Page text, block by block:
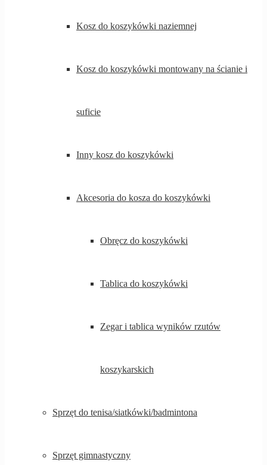
Kosz do koszykówki naziemnej
Kosz do koszykówki montowany na ścianie i
suficie
Inny kosz do koszykówki
Akcesoria do kosza do koszykówki
Obręcz do koszykówki
Tablica do koszykówki
Zegar i tablica wyników rzutów
koszykarskich
Sprzęt do tenisa/siatkówki/badmintona
Sprzęt gimnastyczny